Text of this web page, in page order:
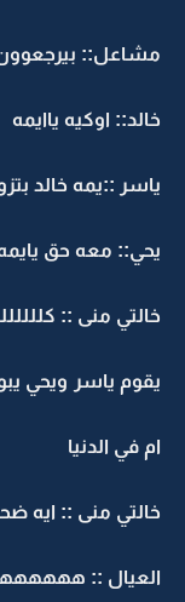
مشاعل::
خالد:: اوكيه ياايمه
ياسر ::يمه خالد
يحي:: معه حق
خالتي منى ::
يقوم ياسر ويحي
ام في الدنيا
خالتي منى :: ايه
العيال ::